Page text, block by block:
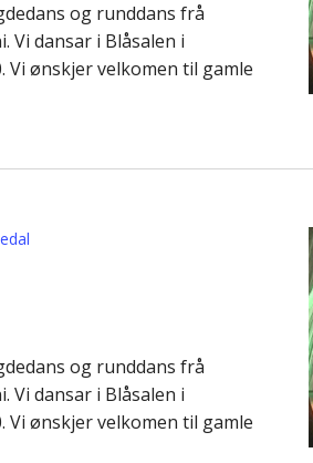
og runddans frå
Vi dansar i Blåsalen i
ønskjer velkomen til gamle
og runddans frå
Vi dansar i Blåsalen i
ønskjer velkomen til gamle